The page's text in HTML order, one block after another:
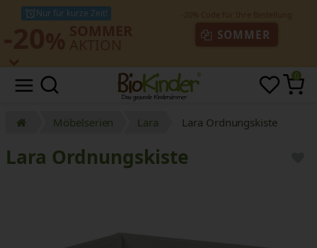
Nur für kurze Zeit!
SOMMER
0
Möbelserien Lara Lara Ordnungskiste
Lara Ordnungskiste